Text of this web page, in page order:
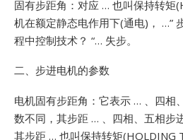
固有步距角：对应 … 也叫保持转矩
机在额定静态电作用下(通电)， …”
程中控制技术？ “… 失步。
二、步进电机的参数
电机固有步距角：它表示 … 、四相
数不同，其步距 … 、四相、五相步
其步距 … 也叫保持转矩(HOLDING